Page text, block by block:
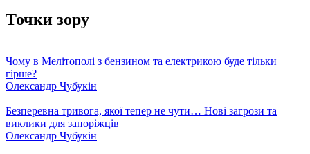
Точки зору
Чому в Мелітополі з бензином та електрикою буде тільки
гірше?
Олександр Чубукін
Безперевна тривога, якої тепер не чути… Нові загрози та
виклики для запоріжців
Олександр Чубукін